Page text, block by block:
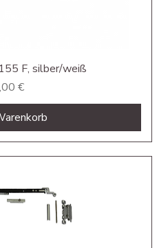
F, silber/weiß
€